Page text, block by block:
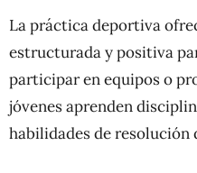
La práctica deportiva
estructurada y positiva
participar en equipos o
jóvenes aprenden
habilidades de resolución